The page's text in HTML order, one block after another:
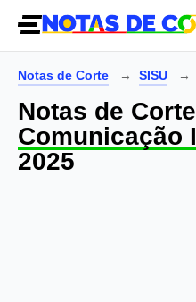
Notas de Corte SISU
Notas de Corte
Comunicação
2025